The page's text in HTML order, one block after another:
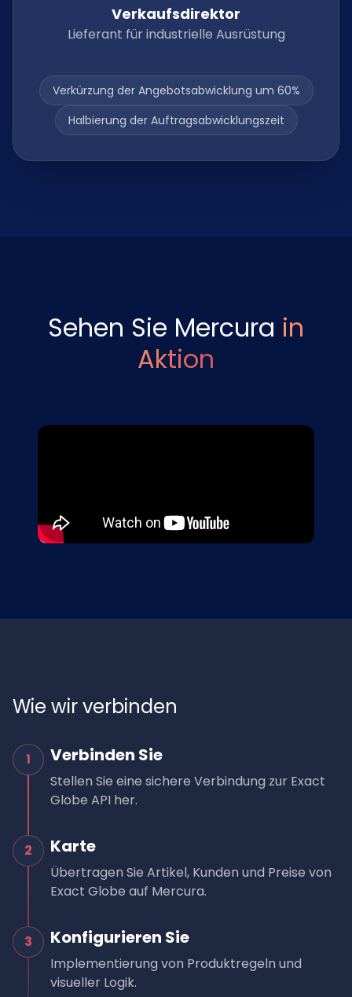
Verkaufsdirektor
Lieferant für industrielle Ausrüstung
Verkürzung der Angebotsabwicklung um 60%
Halbierung der Auftragsabwicklungszeit
Sehen Sie Mercura in
Aktion
Wie wir verbinden
1 Verbinden Sie
Stellen Sie eine sichere Verbindung zur Exact
Globe API her.
2 Karte
Übertragen Sie Artikel, Kunden und Preise von
Exact Globe auf Mercura.
3 Konfigurieren Sie
Implementierung von Produktregeln und
visueller Logik.